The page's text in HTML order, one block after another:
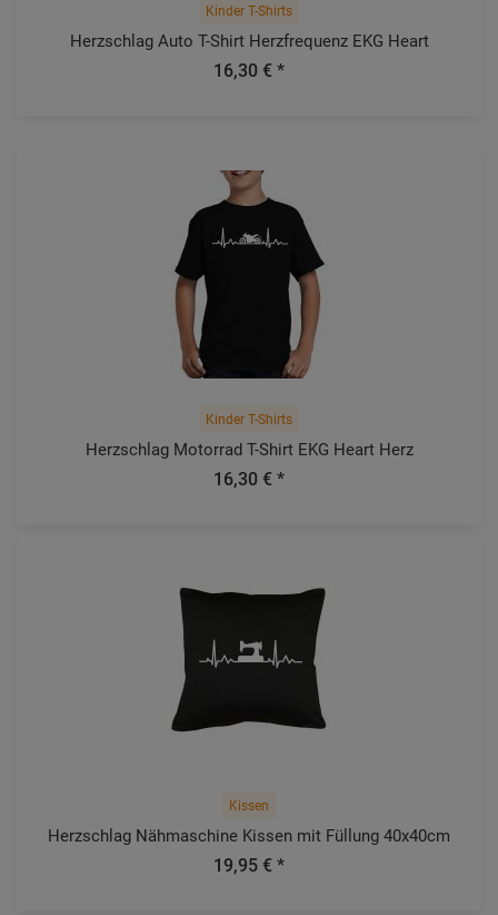
Kinder T-Shirts
Herzschlag Auto T-Shirt Herzfrequenz EKG Heart
16,30 € *
Kinder T-Shirts
Herzschlag Motorrad T-Shirt EKG Heart Herz
16,30 € *
Kissen
Herzschlag Nähmaschine Kissen mit Füllung 40x40cm
19,95 € *